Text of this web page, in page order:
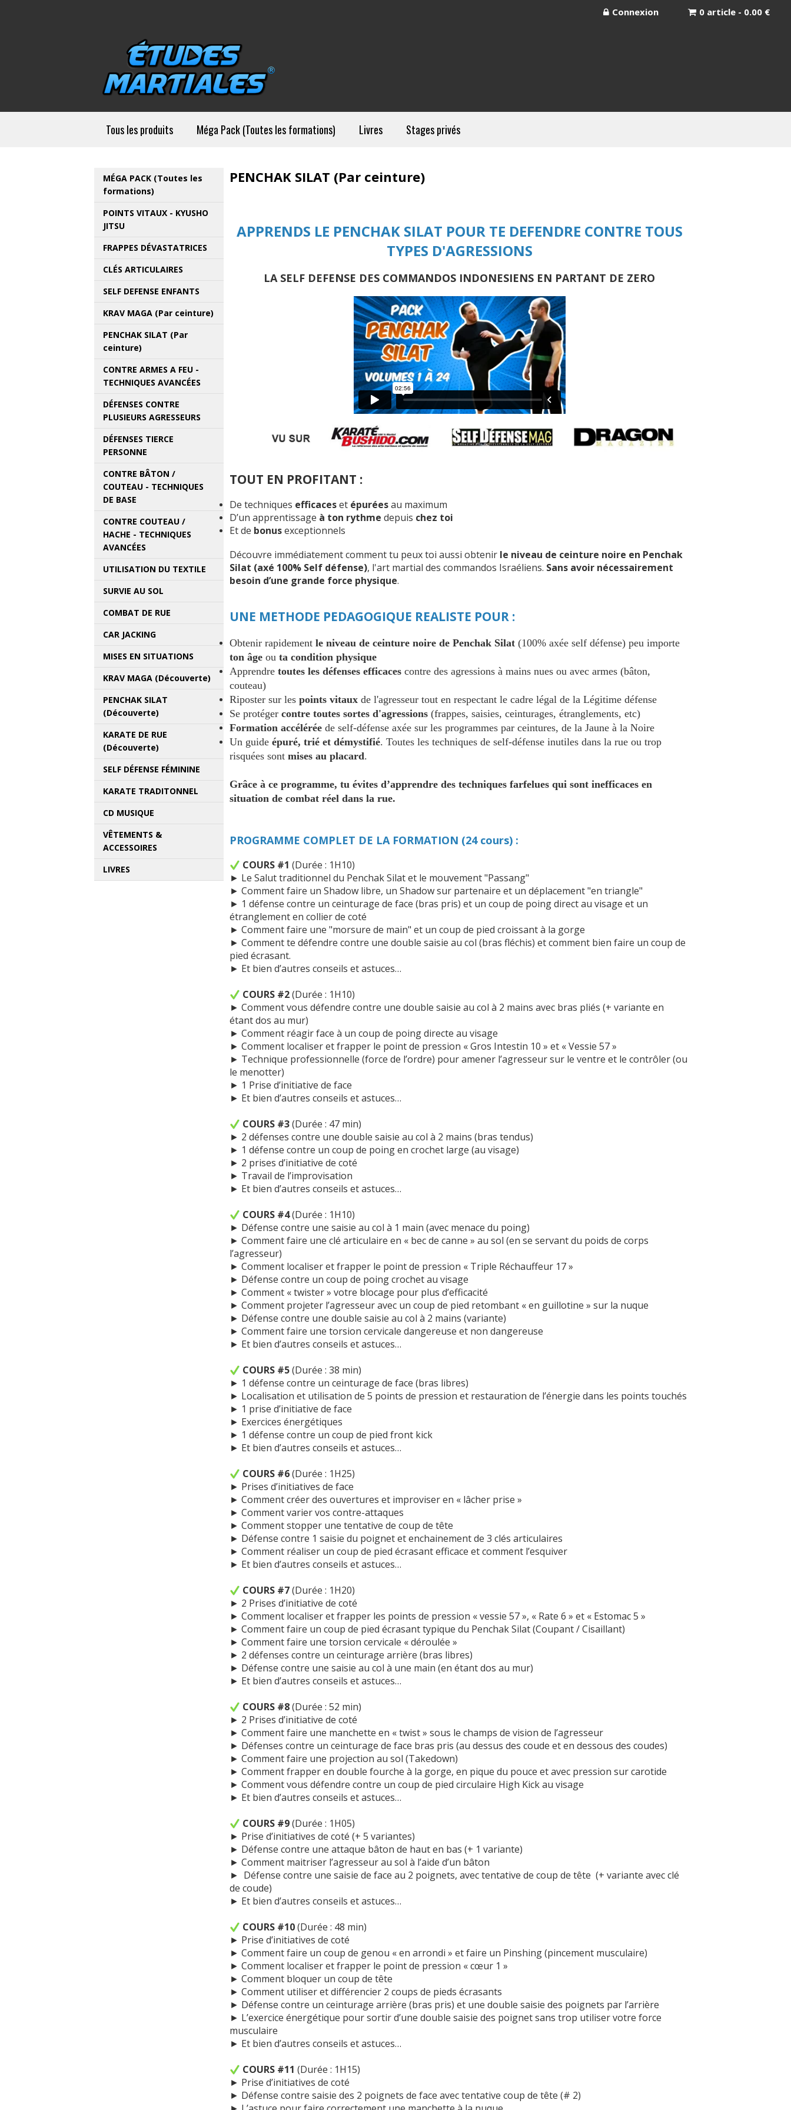
Connexion 0 article - 0.00 €
Tous les produits Méga Pack (Toutes les formations) Livres Stages privés
MÉGA PACK (Toutes les
formations)
POINTS VITAUX - KYUSHO
JITSU
FRAPPES DÉVASTATRICES
CLÉS ARTICULAIRES
SELF DEFENSE ENFANTS
KRAV MAGA (Par ceinture)
PENCHAK SILAT (Par
ceinture)
CONTRE ARMES A FEU -
TECHNIQUES AVANCÉES
DÉFENSES CONTRE
PLUSIEURS AGRESSEURS
DÉFENSES TIERCE
PERSONNE
CONTRE BÂTON /
COUTEAU - TECHNIQUES
DE BASE
CONTRE COUTEAU /
HACHE - TECHNIQUES
AVANCÉES
UTILISATION DU TEXTILE
SURVIE AU SOL
COMBAT DE RUE
CAR JACKING
MISES EN SITUATIONS
KRAV MAGA (Découverte)
PENCHAK SILAT
(Découverte)
KARATE DE RUE
(Découverte)
SELF DÉFENSE FÉMININE
KARATE TRADITONNEL
CD MUSIQUE
VÊTEMENTS &
ACCESSOIRES
LIVRES
PENCHAK SILAT (Par ceinture)
APPRENDS LE PENCHAK SILAT POUR TE DEFENDRE CONTRE TOUS
TYPES D'AGRESSIONS
LA SELF DEFENSE DES COMMANDOS INDONESIENS EN PARTANT DE ZERO
TOUT EN PROFITANT :
De techniques efficaceset épuréesau maximum
D’un apprentissage à ton rythme depuis chez toi
Et de bonusexceptionnels
Découvre immédiatement comment tu peux toi aussi obtenir le niveau de ceinture noire en Penchak
Silat (axé 100% Self défense), l'art martial des commandos Israéliens. Sans avoir nécessairement
besoin d’une grande force physique.
UNE METHODE PEDAGOGIQUE REALISTE POUR :
Obtenir rapidement le niveau de ceinture noire de Penchak Silat (100% axée self défense) peu importe
ton âge ou ta condition physique
Apprendre toutes les défenses efficaces contre des agressions à mains nues ou avec armes (bâton,
couteau)
Riposter sur les points vitaux de l'agresseur tout en respectant le cadre légal de la Légitime défense
Se protéger contre toutes sortes d'agressions (frappes, saisies, ceinturages, étranglements, etc)
Formation accélérée de self-défense axée sur les programmes par ceintures, de la Jaune à la Noire
Un guide épuré, trié et démystifié. Toutes les techniques de self-défense inutiles dans la rue ou trop
risquées sont mises au placard.
Grâce à ce programme, tu évites d’apprendre des techniques farfelues qui sont inefficaces en
situation de combat réel dans la rue.
PROGRAMME COMPLET DE LA FORMATION (24 cours) :
COURS #1 (Durée : 1H10)
► Le Salut traditionnel du Penchak Silat et le mouvement "Passang"
► Comment faire un Shadow libre, un Shadow sur partenaire et un déplacement "en triangle"
► 1 défense contre un ceinturage de face (bras pris) et un coup de poing direct au visage et un
étranglement en collier de coté
► Comment faire une "morsure de main" et un coup de pied croissant à la gorge
► Comment te défendre contre une double saisie au col (bras fléchis) et comment bien faire un coup de
pied écrasant.
► Et bien d’autres conseils et astuces…
COURS #2(Durée : 1H10)
► Comment vous défendre contre une double saisie au col à 2 mains avec bras pliés (+ variante en
étant dos au mur)
► Comment réagir face à un coup de poing directe au visage
► Comment localiser et frapper le point de pression « Gros Intestin 10 » et « Vessie 57 »
► Technique professionnelle (force de l’ordre) pour amener l’agresseur sur le ventre et le contrôler (ou
le menotter)
► 1 Prise d’initiative de face
► Et bien d’autres conseils et astuces…
COURS #3(Durée : 47 min)
► 2 défenses contre une double saisie au col à 2 mains (bras tendus)
► 1 défense contre un coup de poing en crochet large (au visage)
► 2 prises d’initiative de coté
► Travail de l’improvisation
► Et bien d’autres conseils et astuces…
COURS #4(Durée : 1H10)
► Défense contre une saisie au col à 1 main (avec menace du poing)
► Comment faire une clé articulaire en « bec de canne » au sol (en se servant du poids de corps
l’agresseur)
► Comment localiser et frapper le point de pression « Triple Réchauffeur 17 »
► Défense contre un coup de poing crochet au visage
► Comment « twister » votre blocage pour plus d’efficacité
► Comment projeter l’agresseur avec un coup de pied retombant « en guillotine » sur la nuque
► Défense contre une double saisie au col à 2 mains (variante)
► Comment faire une torsion cervicale dangereuse et non dangereuse
► Et bien d’autres conseils et astuces…
COURS #5(Durée : 38 min)
► 1 défense contre un ceinturage de face (bras libres)
► Localisation et utilisation de 5 points de pression et restauration de l’énergie dans les points touchés
► 1 prise d’initiative de face
► Exercices énergétiques
► 1 défense contre un coup de pied front kick
► Et bien d’autres conseils et astuces…
COURS #6(Durée : 1H25)
► Prises d’initiatives de face
► Comment créer des ouvertures et improviser en « lâcher prise »
► Comment varier vos contre-attaques
► Comment stopper une tentative de coup de tête
► Défense contre 1 saisie du poignet et enchainement de 3 clés articulaires
► Comment réaliser un coup de pied écrasant efficace et comment l’esquiver
► Et bien d’autres conseils et astuces…
COURS #7(Durée : 1H20)
► 2 Prises d’initiative de coté
► Comment localiser et frapper les points de pression « vessie 57 », « Rate 6 » et « Estomac 5 »
► Comment faire un coup de pied écrasant typique du Penchak Silat (Coupant / Cisaillant)
► Comment faire une torsion cervicale « déroulée »
► 2 défenses contre un ceinturage arrière (bras libres)
► Défense contre une saisie au col à une main (en étant dos au mur)
► Et bien d’autres conseils et astuces…
COURS #8(Durée : 52 min)
► 2 Prises d’initiative de coté
► Comment faire une manchette en « twist » sous le champs de vision de l’agresseur
► Défenses contre un ceinturage de face bras pris (au dessus des coude et en dessous des coudes)
► Comment faire une projection au sol (Takedown)
► Comment frapper en double fourche à la gorge, en pique du pouce et avec pression sur carotide
► Comment vous défendre contre un coup de pied circulaire High Kick au visage
► Et bien d’autres conseils et astuces…
COURS #9(Durée : 1H05)
► Prise d’initiatives de coté (+ 5 variantes)
► Défense contre une attaque bâton de haut en bas (+ 1 variante)
► Comment maitriser l’agresseur au sol à l’aide d’un bâton
► Défense contre une saisie de face au 2 poignets, avec tentative de coup de tête (+ variante avec clé
de coude)
► Et bien d’autres conseils et astuces…
COURS #10(Durée : 48 min)
► Prise d’initiatives de coté
► Comment faire un coup de genou « en arrondi » et faire un Pinshing (pincement musculaire)
► Comment localiser et frapper le point de pression « cœur 1 »
► Comment bloquer un coup de tête
► Comment utiliser et différencier 2 coups de pieds écrasants
► Défense contre un ceinturage arrière (bras pris) et une double saisie des poignets par l’arrière
► L’exercice énergétique pour sortir d’une double saisie des poignet sans trop utiliser votre force
musculaire
► Et bien d’autres conseils et astuces…
COURS #11 (Durée : 1H15)
► Prise d’initiatives de coté
► Défense contre saisie des 2 poignets de face avec tentative coup de tête (# 2)